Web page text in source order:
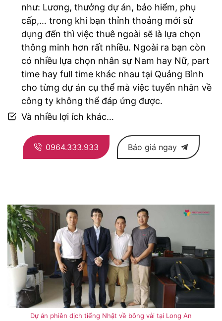
như: Lương, thưởng dự án, bảo hiểm, phụ
cấp,… trong khi bạn thỉnh thoảng mới sử
dụng đến thì việc thuê ngoài sẽ là lựa chọn
thông minh hơn rất nhiều. Ngoài ra bạn còn
có nhiều lựa chọn nhân sự Nam hay Nữ, part
time hay full time khác nhau tại Quảng Bình
cho từng dự án cụ thể mà việc tuyển nhân về
công ty không thể đáp ứng được.
Và nhiều lợi ích khác…
0964.333.933 Báo giá ngay
Dự án phiên dịch tiếng Nhật về bông vải tại Long An